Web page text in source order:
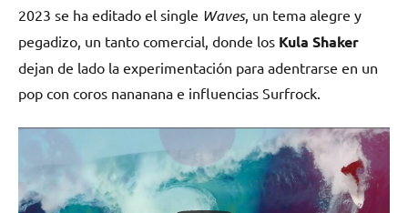
2023 se ha editado el single Waves, un tema alegre y
pegadizo, un tanto comercial, donde los Kula Shaker
dejan de lado la experimentación para adentrarse en un
pop con coros nananana e influencias Surfrock.